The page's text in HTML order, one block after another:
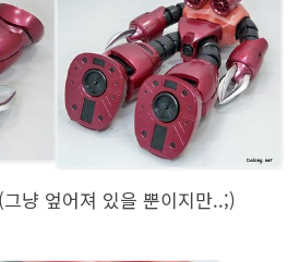
냥 엎어져 있을 뿐이지만..;)